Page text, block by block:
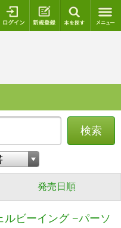
ログイン 新規登録
検索
発売日順
ルビーイング −パーソ